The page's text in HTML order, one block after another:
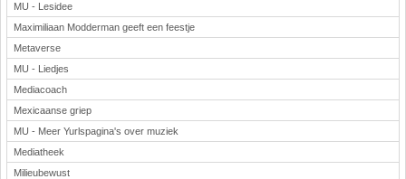
MU - Lesidee
Maximiliaan Modderman geeft een feestje
Metaverse
MU - Liedjes
Mediacoach
Mexicaanse griep
MU - Meer Yurlspagina's over muziek
Mediatheek
Milieubewust